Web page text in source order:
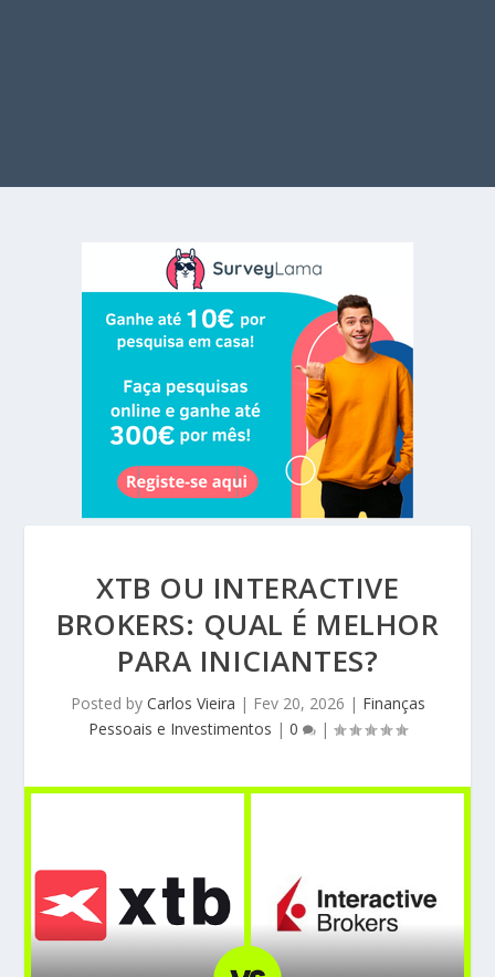
XTB OU INTERACTIVE
BROKERS: QUAL É MELHOR
PARA INICIANTES?
Posted by Carlos Vieira | Fev 20, 2026 | Finanças
Pessoais e Investimentos | 0 |